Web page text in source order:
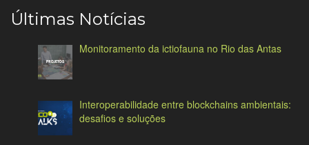
Últimas Notícias
Monitoramento da ictiofauna no Rio das Antas
Interoperabilidade entre blockchains ambientais:
desafios e soluções